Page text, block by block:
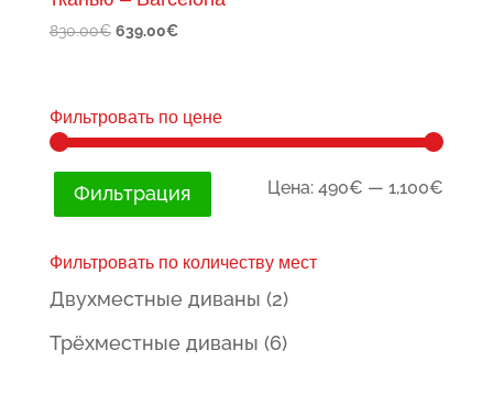
830.00€ Первоначальная
639.00€Текущая
Фильтровать по цене
Фильтрация Цена:490€ —1,100€
Фильтровать по количеству мест
Двухместные диваны (2)
Трёхместные диваны (6)